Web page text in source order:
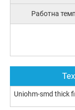
Работна
Uniohm-smd thick